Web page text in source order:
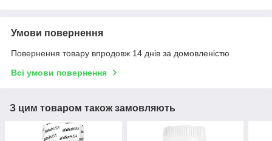
Умови повернення
Повернення товару впродовж 14 днів за домовленістю
Всі умови повернення
З цим товаром також замовляють